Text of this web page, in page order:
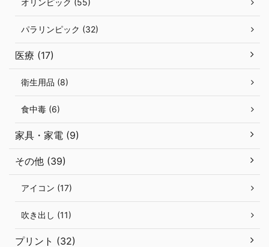
オリンピック (55)
パラリンピック (32)
医療 (17)
衛生用品 (8)
食中毒 (6)
家具・家電 (9)
その他 (39)
アイコン (17)
吹き出し (11)
プリント (32)